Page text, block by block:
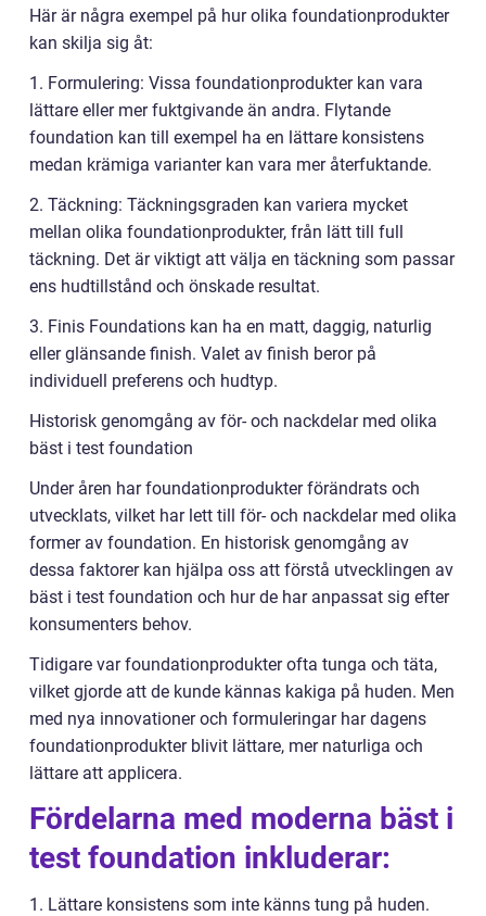
Här är några exempel på hur olika foundationprodukter
kan skilja sig åt:
1. Formulering: Vissa foundationprodukter kan vara
lättare eller mer fuktgivande än andra. Flytande
foundation kan till exempel ha en lättare konsistens
medan krämiga varianter kan vara mer återfuktande.
2. Täckning: Täckningsgraden kan variera mycket
mellan olika foundationprodukter, från lätt till full
täckning. Det är viktigt att välja en täckning som passar
ens hudtillstånd och önskade resultat.
3. Finis Foundations kan ha en matt, daggig, naturlig
eller glänsande finish. Valet av finish beror på
individuell preferens och hudtyp.
Historisk genomgång av för- och nackdelar med olika
bäst i test foundation
Under åren har foundationprodukter förändrats och
utvecklats, vilket har lett till för- och nackdelar med olika
former av foundation. En historisk genomgång av
dessa faktorer kan hjälpa oss att förstå utvecklingen av
bäst i test foundation och hur de har anpassat sig efter
konsumenters behov.
Tidigare var foundationprodukter ofta tunga och täta,
vilket gjorde att de kunde kännas kakiga på huden. Men
med nya innovationer och formuleringar har dagens
foundationprodukter blivit lättare, mer naturliga och
lättare att applicera.
Fördelarna med moderna bäst i
test foundation inkluderar:
1. Lättare konsistens som inte känns tung på huden.